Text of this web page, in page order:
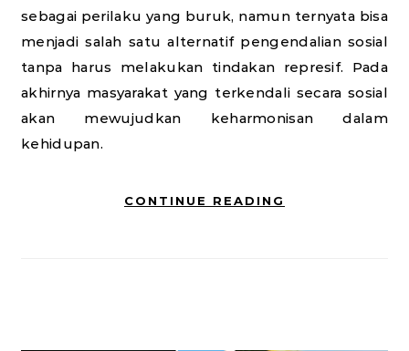
sebagai perilaku yang buruk, namun ternyata bisa
menjadi salah satu alternatif pengendalian sosial
tanpa harus melakukan tindakan represif. Pada
akhirnya masyarakat yang terkendali secara sosial
akan mewujudkan keharmonisan dalam
kehidupan.
CONTINUE READING